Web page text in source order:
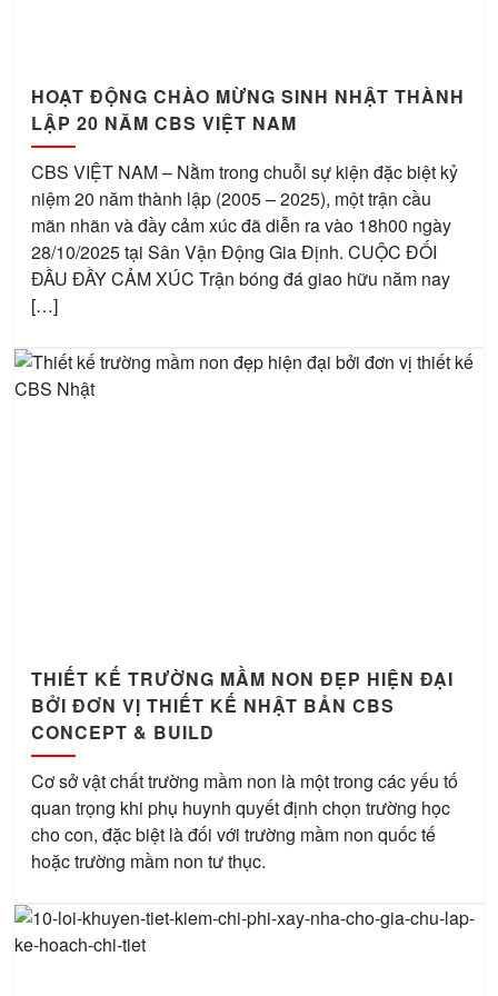
HOẠT ĐỘNG CHÀO MỪNG SINH NHẬT THÀNH
LẬP 20 NĂM CBS VIỆT NAM
CBS VIỆT NAM – Nằm trong chuỗi sự kiện đặc biệt kỷ
niệm 20 năm thành lập (2005 – 2025), một trận cầu
mãn nhãn và đầy cảm xúc đã diễn ra vào 18h00 ngày
28/10/2025 tại Sân Vận Động Gia Định. CUỘC ĐỐI
ĐẦU ĐẦY CẢM XÚC Trận bóng đá giao hữu năm nay
[…]
THIẾT KẾ TRƯỜNG MẦM NON ĐẸP HIỆN ĐẠI
BỞI ĐƠN VỊ THIẾT KẾ NHẬT BẢN CBS
CONCEPT & BUILD
Cơ sở vật chất trường mầm non là một trong các yếu tố
quan trọng khi phụ huynh quyết định chọn trường học
cho con, đặc biệt là đối với trường mầm non quốc tế
hoặc trường mầm non tư thục.